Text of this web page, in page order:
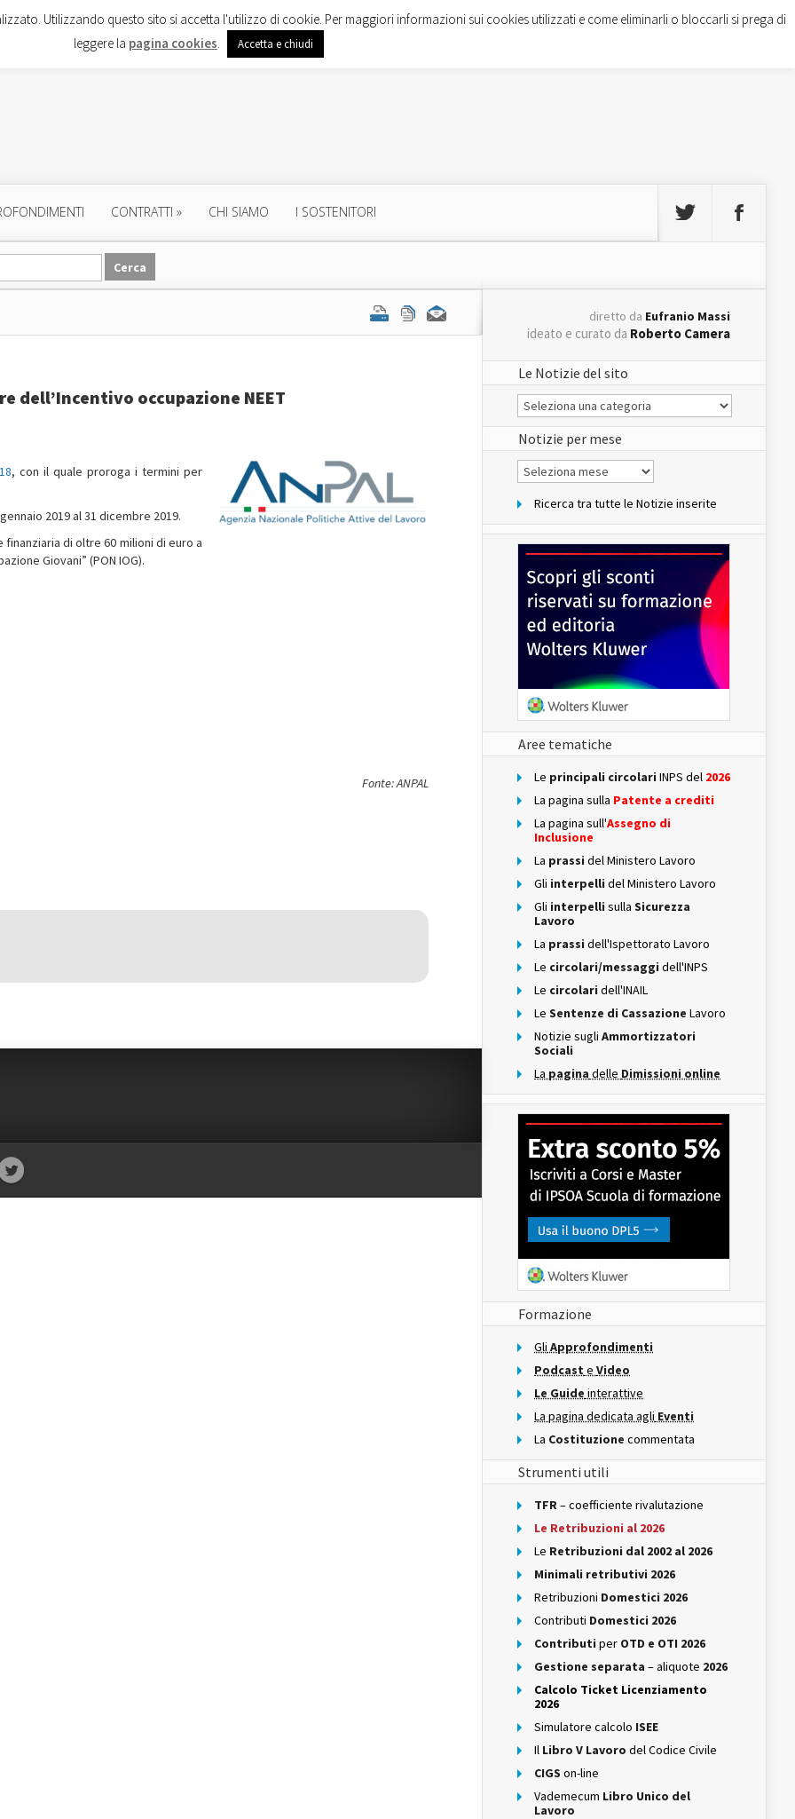
CONTRATTI » CHI SIAMO I SOSTENITORI
dell’Incentivo occupazione NEET
, con il quale proroga i termini per
2019 al 31 dicembre 2019.
di oltre 60 milioni di euro a
Giovani” (PON IOG).
Fonte: ANPAL
diretto da Eufranio Massi
ideato e curato da Roberto Camera
Le Notizie del sito
Le
Notizie
del
sito
Notizie per mese
Notizie
per
Ricerca tra tutte le Notizie inserite
Aree tematiche
Le principali circolari INPS del 2026
La pagina sulla Patente a crediti
La pagina sull'Assegno di
Inclusione
La prassi del Ministero Lavoro
Gli interpelli del Ministero Lavoro
Gli interpelli sulla Sicurezza
Lavoro
La prassi dell'Ispettorato Lavoro
Le circolari/messaggi dell'INPS
Le circolari dell'INAIL
Le Sentenze di Cassazione Lavoro
Notizie sugli Ammortizzatori
Sociali
La pagina delle Dimissioni online
Formazione
Gli Approfondimenti
Podcast e Video
Le Guide interattive
La pagina dedicata agli Eventi
La Costituzione commentata
Strumenti utili
TFR– coefficiente rivalutazione
Le Retribuzioni al 2026
Le Retribuzioni dal 2002 al 2026
Minimali retributivi 2026
Retribuzioni Domestici 2026
Contributi Domestici 2026
Contributi per OTD e OTI 2026
Gestione separata – aliquote 2026
Calcolo Ticket Licenziamento
2026
Simulatore calcolo ISEE
Il Libro V Lavoro del Codice Civile
CIGS on-line
Vademecum Libro Unico del
Lavoro
Utilizzando questo sito si accetta l'utilizzo di cookie. Per maggiori informazioni sui cookies utilizzati e come eliminarli o bloccarli si prega di
leggere la pagina cookies. Accetta e chiudi